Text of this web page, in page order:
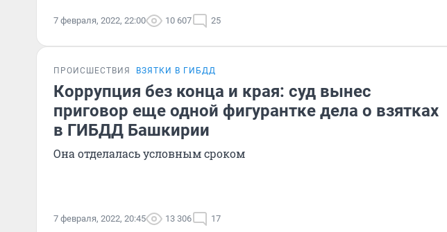
7 февраля, 2022, 22:00 10 607 25
ПРОИСШЕСТВИЯ ВЗЯТКИ В ГИБДД
Коррупция без конца и края: суд вынес
приговор еще одной фигурантке дела о взятках
в ГИБДД Башкирии
Она отделалась условным сроком
7 февраля, 2022, 20:45 13 306 17